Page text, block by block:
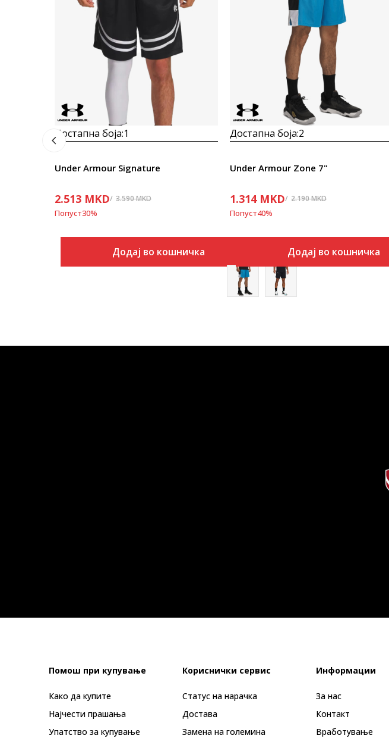
Достапна боја:1
Under Armour Signature
2.513 MKD 3.590MKD
Попуст30%
Додај во кошничка
Достапна боја:2
Under Armour Zone 7"
1.314 MKD 2.190MKD
Попуст40%
Додај во кошничка
Помош при купување
Како да купите
Најчести прашања
Упатство за купување
Кориснички сервис
Статус на нарачка
Достава
Замена на големина
Информации
За нас
Контакт
Вработување